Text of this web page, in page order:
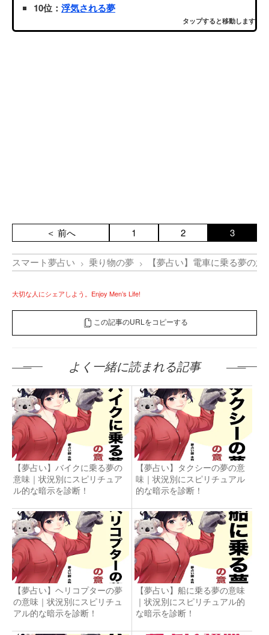
10位： 浮気される夢
タップすると移動します
＜ 前へ 1 2 3
スマート夢占い 乗り物の夢 【夢占い】電車に乗る夢の
大切な人にシェアしよう。Enjoy Men’s Life!
この記事のURLをコピーする
よく一緒に読まれる記事
【夢占い】バイクに乗る夢の
意味｜状況別にスピリチュア
ル的な暗示を診断！
【夢占い】タクシーの夢の意
味｜状況別にスピリチュアル
的な暗示を診断！
【夢占い】ヘリコプターの夢
の意味｜状況別にスピリチュ
アル的な暗示を診断！
【夢占い】船に乗る夢の意味
｜状況別にスピリチュアル的
な暗示を診断！